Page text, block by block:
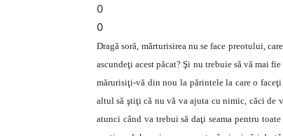
0
0
Dragă soră, mărturisirea nu se face preotului,
ascundeţi acest păcat? Şi nu trebuie să vă mai
mărurisiţi-vă din nou la părintele la care o
altul să ştiţi că nu vă va ajuta cu nimic, căci de
atunci când va trebui să daţi seama pentru